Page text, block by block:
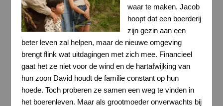
waar te maken. Jacob
hoopt dat een boerderij
zijn gezin aan een
beter leven zal helpen, maar de nieuwe omgeving
brengt flink wat uitdagingen met zich mee. Financieel
gaat het ze niet voor de wind en de hartafwijking van
hun zoon David houdt de familie constant op hun
hoede. Toch proberen ze samen een weg te vinden in
het boerenleven. Maar als grootmoeder onverwachts bij